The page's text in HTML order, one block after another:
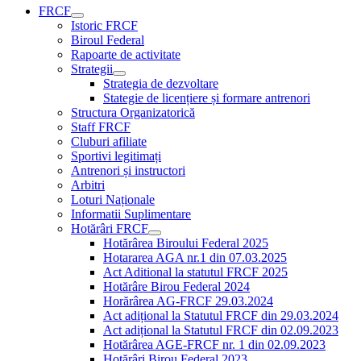
FRCF
Istoric FRCF
Biroul Federal
Rapoarte de activitate
Strategii
Strategia de dezvoltare
Stategie de licențiere și formare antrenori
Structura Organizatorică
Staff FRCF
Cluburi afiliate
Sportivi legitimați
Antrenori și instructori
Arbitri
Loturi Naționale
Informatii Suplimentare
Hotărâri FRCF
Hotărârea Biroului Federal 2025
Hotararea AGA nr.1 din 07.03.2025
Act Aditional la statutul FRCF 2025
Hotărâre Birou Federal 2024
Horărârea AG-FRCF 29.03.2024
Act adițional la Statutul FRCF din 29.03.2024
Act adițional la Statutul FRCF din 02.09.2023
Hotărârea AGE-FRCF nr. 1 din 02.09.2023